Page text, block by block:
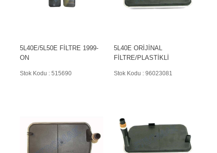
5L40E/5L50E FİLTRE 1999-
ON
Stok Kodu : 515690
5L40E ORİJİNAL
FİLTRE/PLASTİKLİ
Stok Kodu : 96023081